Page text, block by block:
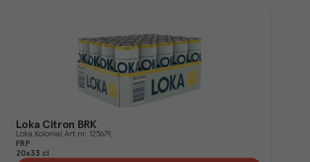
Loka Citron BRK
Loka Kolonial Art.nr. 125679
FRP
20x33 cl